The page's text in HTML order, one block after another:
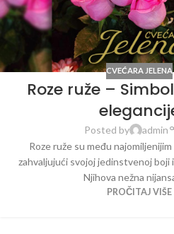
CVEĆARA JELENA
Roze ruže –
Posted by admin
Roze ruže su među
zahvaljujući svojoj jedinstvenoj boji
Njihova nežna
PROČITAJ VIŠE